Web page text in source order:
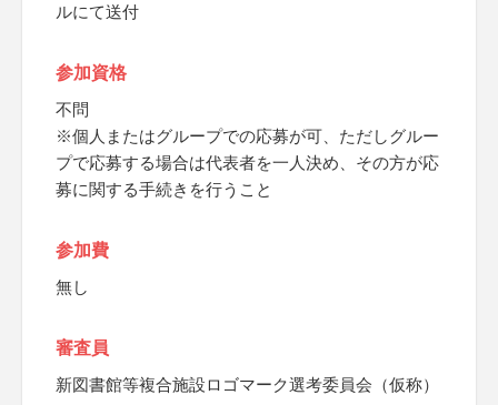
ルにて送付
参加資格
不問
※個人またはグループでの応募が可、ただしグルー
プで応募する場合は代表者を一人決め、その方が応
募に関する手続きを行うこと
参加費
無し
審査員
新図書館等複合施設ロゴマーク選考委員会（仮称）